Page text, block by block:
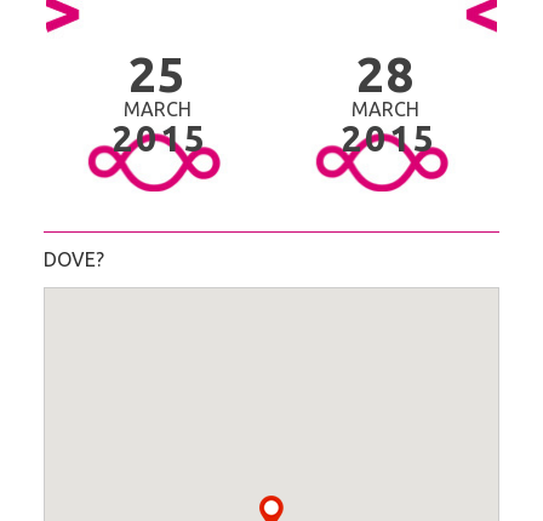
25
MARCH
2015
28
MARCH
2015
DOVE?